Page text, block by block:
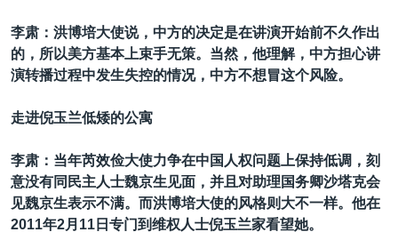
李肃：洪博培大使说，中方的决定是在讲演开始前不久作出
的，所以美方基本上束手无策。当然，他理解，中方担心讲
演转播过程中发生失控的情况，中方不想冒这个风险。
走进倪玉兰低矮的公寓
李肃：当年芮效俭大使力争在中国人权问题上保持低调，刻
意没有同民主人士魏京生见面，并且对助理国务卿沙塔克会
见魏京生表示不满。而洪博培大使的风格则大不一样。他在
2011年2月 11 日专门到维权人士倪玉兰家看望她。